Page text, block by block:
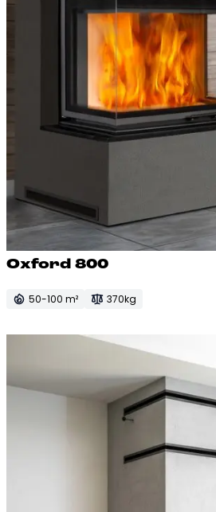
Ox­ford 800
50-100 m² 370kg